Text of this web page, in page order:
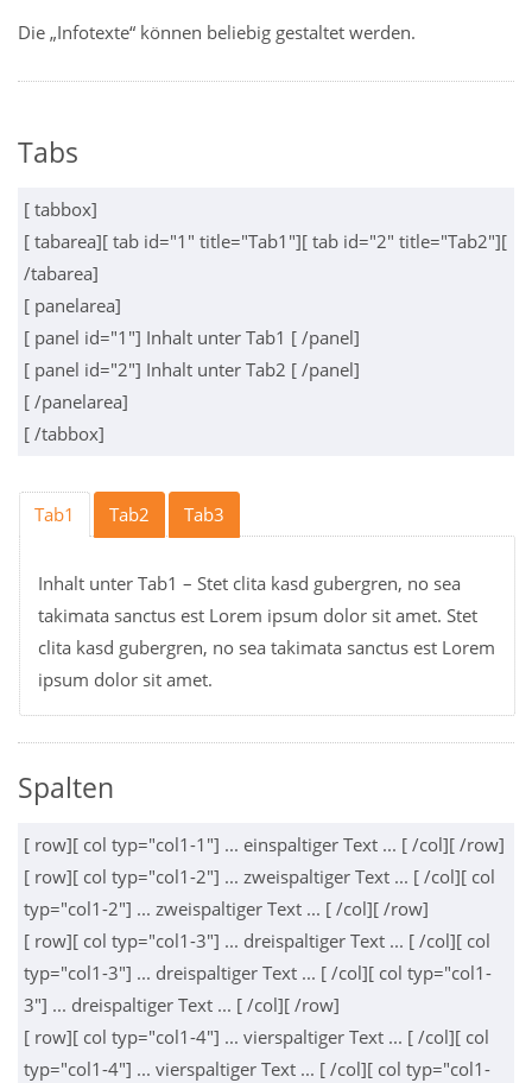
Die „Infotexte“ können beliebig gestaltet werden.
Tabs
[ tabbox]
[ tabarea][ tab id="1" title="Tab1"][ tab id="2" title="Tab2"][
/tabarea]
[ panelarea]
[ panel id="1"] Inhalt unter Tab1 [ /panel]
[ panel id="2"] Inhalt unter Tab2 [ /panel]
[ /panelarea]
[ /tabbox]
Tab1 Tab2 Tab3
Inhalt unter Tab1 – Stet clita kasd gubergren, no sea
takimata sanctus est Lorem ipsum dolor sit amet. Stet
clita kasd gubergren, no sea takimata sanctus est Lorem
ipsum dolor sit amet.
Spalten
[ row][ col typ="col1-1"] ... einspaltiger Text ... [ /col][ /row]
[ row][ col typ="col1-2"] ... zweispaltiger Text ... [ /col][ col
typ="col1-2"] ... zweispaltiger Text ... [ /col][ /row]
[ row][ col typ="col1-3"] ... dreispaltiger Text ... [ /col][ col
typ="col1-3"] ... dreispaltiger Text ... [ /col][ col typ="col1-
3"] ... dreispaltiger Text ... [ /col][ /row]
[ row][ col typ="col1-4"] ... vierspaltiger Text ... [ /col][ col
typ="col1-4"] ... vierspaltiger Text ... [ /col][ col typ="col1-